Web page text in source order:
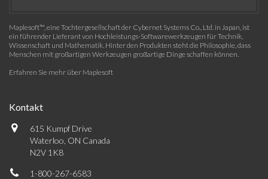
Maplesoft™, eine Tochtergesellschaft der Cybernet Systems Co., Ltd. in Japan, ist
ein führender Lieferant von Hochleistungs-Softwarewerkzeugen für Technik,
Wissenschaft und Mathematik. Hinter den Produkten steht die Philosophie, dass
Menschen mit großartigen Werkzeugen großartige Dinge schaffen können.
Erfahren Sie mehr über Maplesoft
Kontakt
615 Kumpf Drive
Waterloo, ON Canada
N2V 1K8
1-800-267-6583